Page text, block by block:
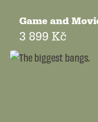
Game and
3 899 Kč